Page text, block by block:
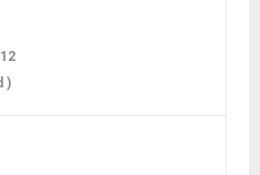
12
)